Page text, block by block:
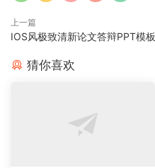
上一篇
IOS风极致清新论文答辩PPT模板
猜你喜欢